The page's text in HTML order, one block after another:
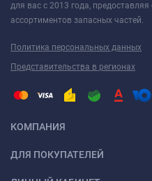
для вас с 2013 года,
ассортиментов запасных частей.
Политика персональных данных
Представительства в регионах
КОМПАНИЯ
ДЛЯ ПОКУПАТЕЛЕЙ